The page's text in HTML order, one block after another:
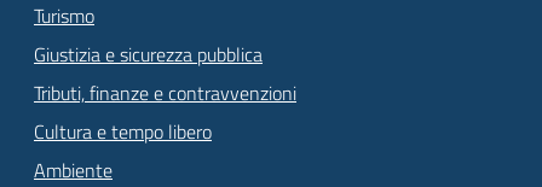
Turismo
Giustizia e sicurezza pubblica
Tributi, finanze e contravvenzioni
Cultura e tempo libero
Ambiente